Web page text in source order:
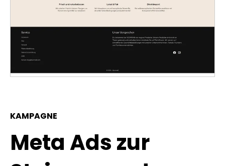
KAMPAGNE
Meta Ads zur